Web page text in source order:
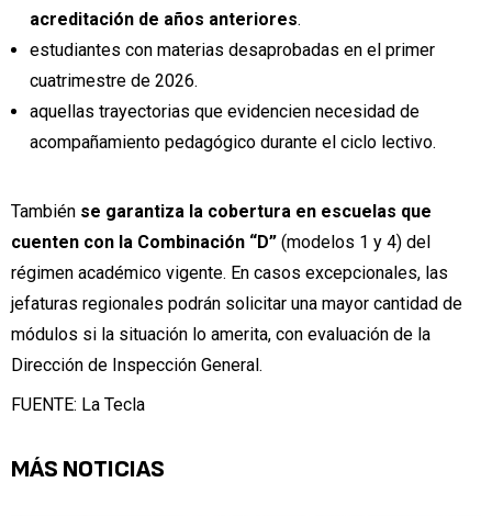
acreditación de años anteriores.
estudiantes con materias desaprobadas en el primer
cuatrimestre de 2026.
aquellas trayectorias que evidencien necesidad de
acompañamiento pedagógico durante el ciclo lectivo.
También se garantiza la cobertura en escuelas que
cuenten con la Combinación “D” (modelos 1 y 4) del
régimen académico vigente. En casos excepcionales, las
jefaturas regionales podrán solicitar una mayor cantidad de
módulos si la situación lo amerita, con evaluación de la
Dirección de Inspección General.
FUENTE: La Tecla
MÁS NOTICIAS